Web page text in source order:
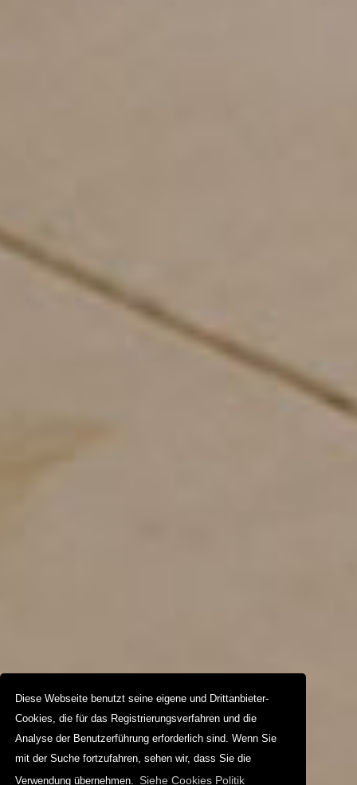
Diese Webseite benutzt seine eigene und Drittanbieter-
Cookies, die für das Registrierungsverfahren und die
Analyse der Benutzerführung erforderlich sind. Wenn Sie
mit der Suche fortzufahren, sehen wir, dass Sie die
Verwendung übernehmen. Siehe Cookies Politik